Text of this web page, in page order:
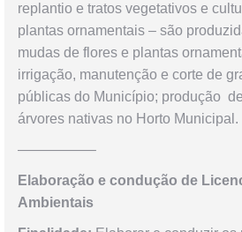
replantio e tratos vegetativos e
plantas ornamentais – são
mudas de flores e plantas
irrigação, manutenção e corte de
públicas do Município; produção
árvores nativas no Horto Municipal.
—————–
Elaboração e condução de
Ambientais